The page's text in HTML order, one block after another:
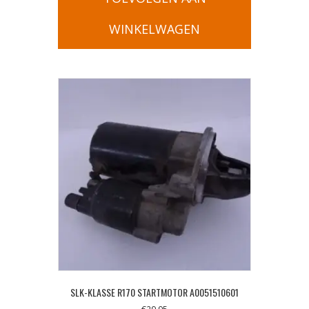
WINKELWAGEN
SLK-KLASSE R170 STARTMOTOR A0051510601